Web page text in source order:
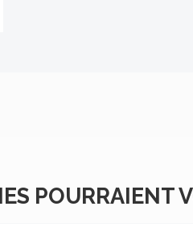
POURRAIENT